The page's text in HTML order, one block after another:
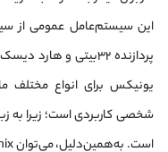
این سیستم‌عامل عمومی از
پردازنده ۳۲بیتی و
یونیکس برای انواع مختلف